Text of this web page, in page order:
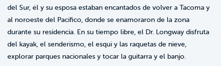
del Sur, él y su esposa estaban encantados de volver a Tacoma y
al noroeste del Pacífico, donde se enamoraron de la zona
durante su residencia. En su tiempo libre, el Dr. Longway disfruta
del kayak, el senderismo, el esquí y las raquetas de nieve,
explorar parques nacionales y tocar la guitarra y el banjo.